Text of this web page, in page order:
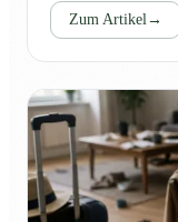
Zum Artikel →